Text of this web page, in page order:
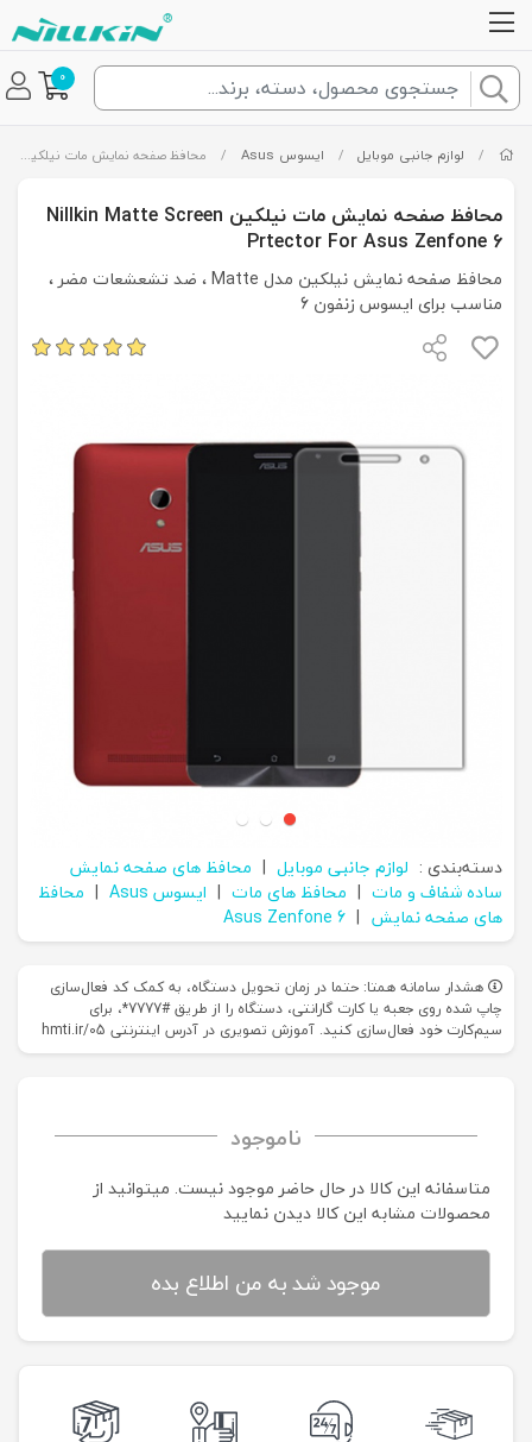
0
/ لوازم جانبی موبایل / ایسوس Asus / محافظ صفحه نمایش مات نیلکین Nillkin Matte Screen Prtector For Asus Zenfone 6
محافظ صفحه نمایش مات نیلکین Nillkin Matte Screen
Prtector For Asus Zenfone 6
محافظ صفحه نمایش نیلکین مدل Matte ، ضد تشعشعات مضر ،
مناسب برای ایسوس زنفون 6
دسته‌بندی : لوازم جانبی موبایل | محافظ های صفحه نمایش
ساده شفاف و مات | محافظ های مات | ایسوس Asus | محافظ
های صفحه نمایش |
Asus Zenfone 6
هشدار سامانه همتا: حتما در زمان تحویل دستگاه، به کمک کد فعال‌سازی
چاپ شده روی جعبه یا کارت گارانتی، دستگاه را از طریق #7777*، برای
سیم‌کارت خود فعال‌سازی کنید. آموزش تصویری در آدرس اینترنتی hmti.ir/05
ناموجود
متاسفانه این کالا در حال حاضر موجود نیست. می‍توانید از
محصولات مشابه این کالا دیدن نمایید
موجود شد به من اطلاع بده